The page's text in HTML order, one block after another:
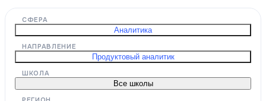
СФЕРА
Аналитика
НАПРАВЛЕНИЕ
Продуктовый аналитик
ШКОЛА
Все школы